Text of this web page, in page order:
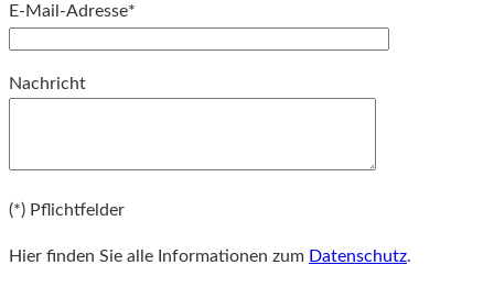
E-Mail-Adresse*
Nachricht
(*) Pflichtfelder
Hier finden Sie alle Informationen zum Datenschutz.